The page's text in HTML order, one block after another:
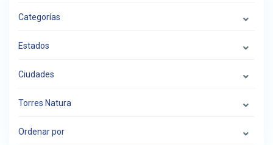
Categorías
Estados
Ciudades
Torres Natura
Ordenar por